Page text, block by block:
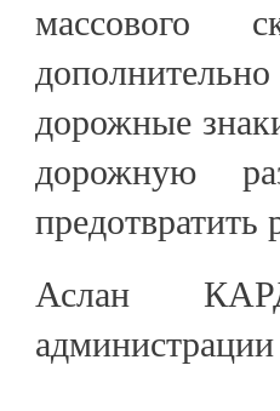
массового
дорожные
дорожную
Аслан
администрации